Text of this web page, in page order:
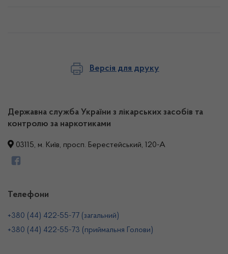
Версія для друку
Державна служба України з лікарських засобів та
контролю за наркотиками
03115, м. Київ, просп. Берестейський, 120-А
Телефони
+380 (44) 422-55-77 (загальний)
+380 (44) 422-55-73 (приймальня Голови)